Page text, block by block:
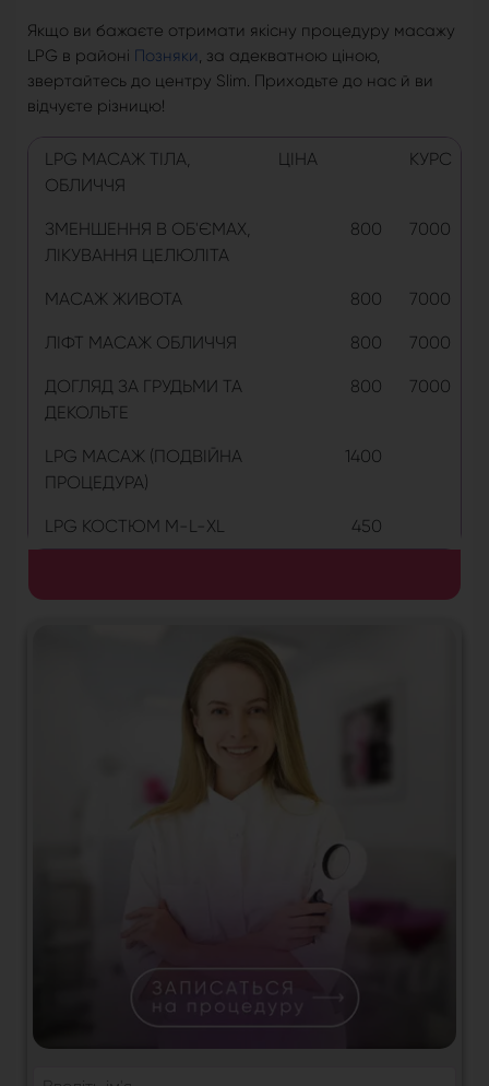
Якщо ви бажаєте отримати якісну процедуру масажу
LPG в районі Позняки, за адекватною ціною,
звертайтесь до центру Slim. Приходьте до нас й ви
відчуєте різницю!
LPG МАСАЖ ТІЛА,
ОБЛИЧЧЯ
ЦІНА КУРС
ЗМЕНШЕННЯ В ОБ'ЄМАХ,
ЛІКУВАННЯ ЦЕЛЮЛІТА
800 7000
МАСАЖ ЖИВОТА 800 7000
ЛІФТ МАСАЖ ОБЛИЧЧЯ 800 7000
ДОГЛЯД ЗА ГРУДЬМИ ТА
ДЕКОЛЬТЕ
800 7000
LPG МАСАЖ (ПОДВІЙНА
ПРОЦЕДУРА)
1400
LPG КОСТЮМ M-L-XL 450